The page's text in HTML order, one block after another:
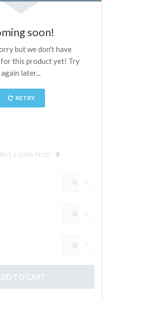
Le Jardin de Boboli
La tour d'Arnolfo
Le Corridor de Vasari
Le Palazzo Vecchio
Santa Maria Novella
Réserver une visite guidée
FRANÇAIS
ESPAÑOL